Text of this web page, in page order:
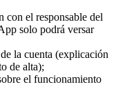
con el responsable del
solo podrá versar
la cuenta (explicación
de alta);
el funcionamiento